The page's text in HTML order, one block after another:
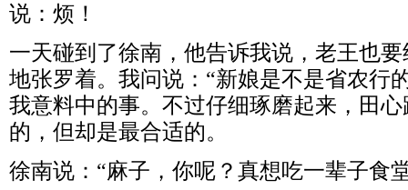
说：烦！
一天碰到了徐南，他告诉我说，老王也
地张罗着。我问说：“新娘是不是省农行
我意料中的事。不过仔细琢磨起来，田
的，但却是最合适的。
徐南说：“麻子，你呢？真想吃一辈子食